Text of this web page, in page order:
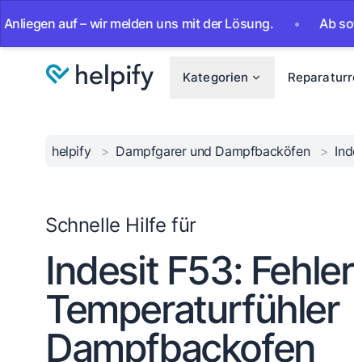
– wir melden uns mit der Lösung. • Ab sofort 24/
Kategorien
helpify > Dampfgarer und Dampfbacköfen >
Schnelle Hilfe für
Indesit F53: Fehler
Temperaturfühler
Dampfbackofen